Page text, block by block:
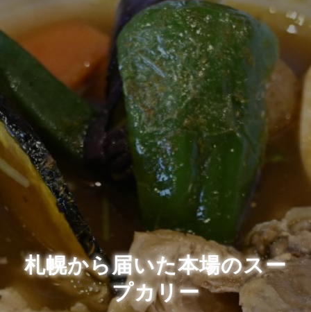
札幌から届いた本場のスー
プカリー